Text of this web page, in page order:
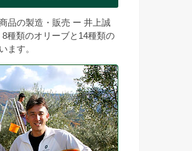
品の製造・販売 ー 井上誠
種類のオリーブと14種類の
ます。